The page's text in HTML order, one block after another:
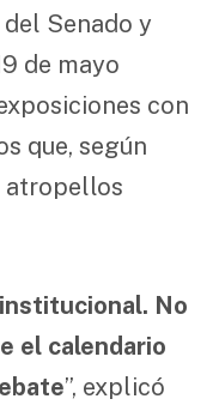
Senado y
de mayo
con
que, según
atropellos
No
el calendario
”, explicó